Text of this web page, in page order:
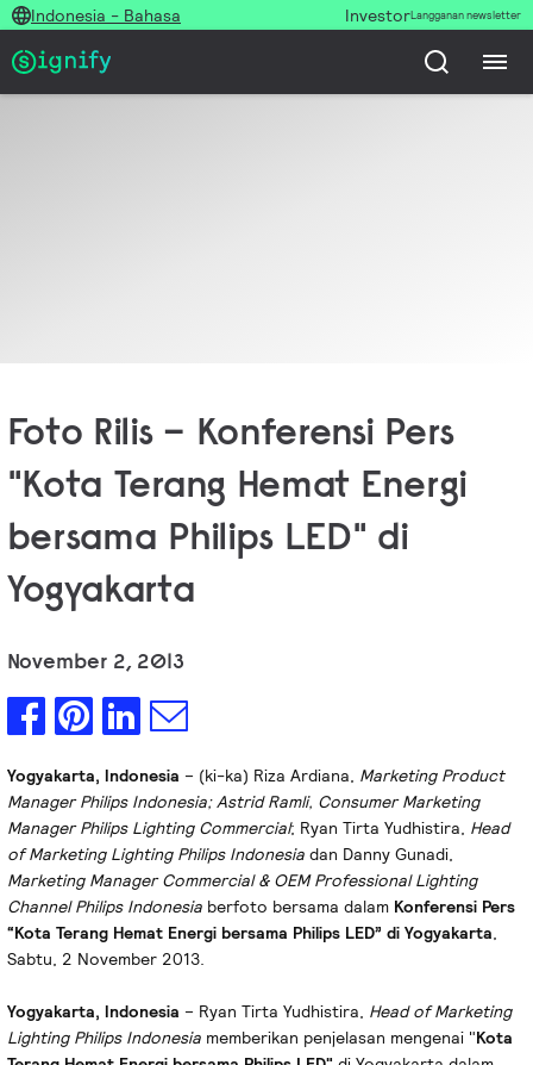
Indonesia - Bahasa InvestorLangganan newsletter
Foto Rilis – Konferensi Pers
"Kota Terang Hemat Energi
bersama Philips LED" di
Yogyakarta
November 2, 2013
Yogyakarta, Indonesia – (ki-ka) Riza Ardiana, Marketing Product
Manager Philips Indonesia; Astrid Ramli, Consumer Marketing
Manager Philips Lighting Commercial; Ryan Tirta Yudhistira, Head
of Marketing Lighting Philips Indonesiadan Danny Gunadi,
Marketing Manager Commercial & OEM Professional Lighting
Channel Philips Indonesiaberfoto bersama dalam Konferensi Pers
“Kota Terang Hemat Energi bersama Philips LED” di Yogyakarta,
Sabtu, 2 November 2013.
Yogyakarta, Indonesia – Ryan Tirta Yudhistira, Head of Marketing
Lighting Philips Indonesiamemberikan penjelasan mengenai "Kota